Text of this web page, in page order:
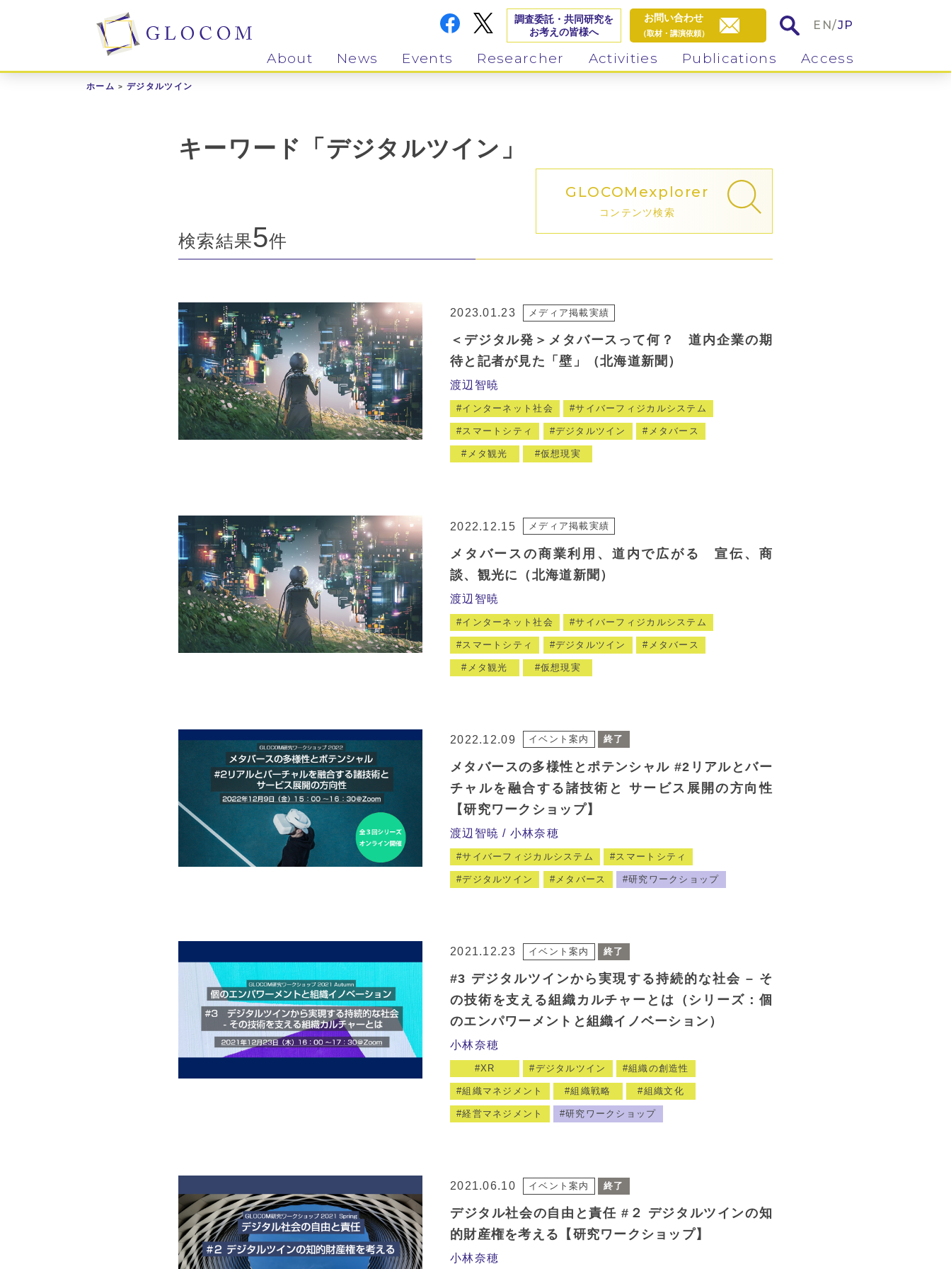
調査委託・共同研究を
お考えの皆様へ
お問い合わせ
（取材・講演依頼）
EN/JP
About News Events Researcher Activities Publications Access
ホーム デジタルツイン
キーワード「デジタルツイン」
GLOCOM explorer
コンテンツ検索
検索結果5件
2023.01.23 メディア掲載実績
＜デジタル発＞メタバースって何？ 道内企業の期
待と記者が見た「壁」（北海道新聞）
渡辺智暁
インターネット社会 サイバーフィジカルシステム
スマートシティ デジタルツイン メタバース
メタ観光 仮想現実
2022.12.15 メディア掲載実績
メタバースの商業利用、道内で広がる 宣伝、商
談、観光に（北海道新聞）
渡辺智暁
インターネット社会 サイバーフィジカルシステム
スマートシティ デジタルツイン メタバース
メタ観光 仮想現実
2022.12.09 イベント案内 終了
メタバースの多様性とポテンシャル #2リアルとバー
チャルを融合する諸技術と サービス展開の方向性
【研究ワークショップ】
渡辺智暁 小林奈穂
サイバーフィジカルシステム スマートシティ
デジタルツイン メタバース 研究ワークショップ
2021.12.23 イベント案内 終了
#3 デジタルツインから実現する持続的な社会 – そ
の技術を支える組織カルチャーとは（シリーズ：個
のエンパワーメントと組織イノベーション）
小林奈穂
XR デジタルツイン 組織の創造性
組織マネジメント 組織戦略 組織文化
経営マネジメント 研究ワークショップ
2021.06.10 イベント案内 終了
デジタル社会の自由と責任 #２ デジタルツインの知
的財産権を考える【研究ワークショップ】
小林奈穂